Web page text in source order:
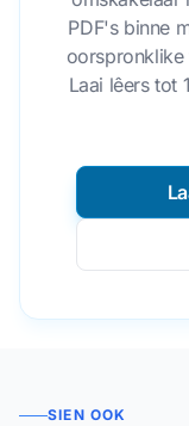
PDF's binne
oorspronklike
Laai lêers tot
SIEN OOK